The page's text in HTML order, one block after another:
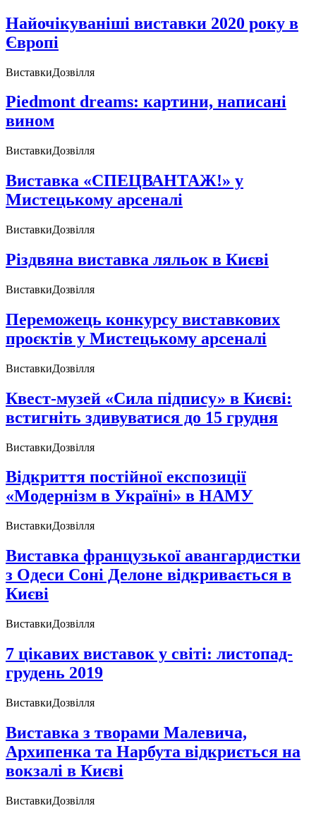
Найочікуваніші виставки 2020 року в
Європі
ВиставкиДозвілля
Piedmont dreams: картини, написані
вином
ВиставкиДозвілля
Виставка «СПЕЦВАНТАЖ!» у
Мистецькому арсеналі
ВиставкиДозвілля
Різдвяна виставка ляльок в Києві
ВиставкиДозвілля
Переможець конкурсу виставкових
проєктів у Мистецькому арсеналі
ВиставкиДозвілля
Квест-музей «Сила підпису» в Києві:
встигніть здивуватися до 15 грудня
ВиставкиДозвілля
Відкриття постійної експозиції
«Модернізм в Україні» в НАМУ
ВиставкиДозвілля
Виставка французької авангардистки
з Одеси Cоні Делоне відкривається в
Києві
ВиставкиДозвілля
7 цікавих виставок у світі: листопад-
грудень 2019
ВиставкиДозвілля
Виставка з творами Малевича,
Архипенка та Нарбута відкриється на
вокзалі в Києві
ВиставкиДозвілля